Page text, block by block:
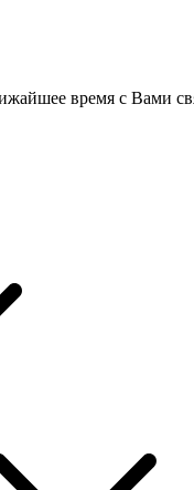
время с Вами